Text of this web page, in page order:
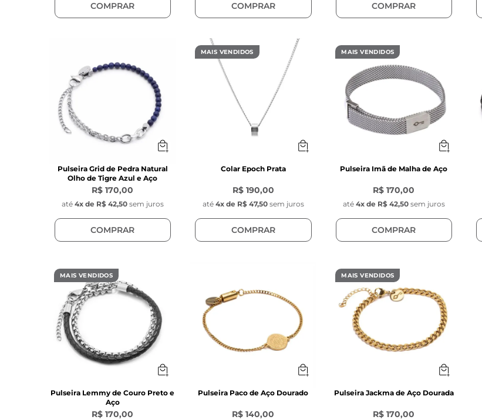
COMPRAR COMPRAR COMPRAR
Pulseira Grid de Pedra Natural
Olho de Tigre Azul e Aço
R$ 170,00
até 4x de R$ 42,50 sem juros
COMPRAR
MAIS VENDIDOS
Colar Epoch Prata
R$ 190,00
até 4x de R$ 47,50 sem juros
COMPRAR
MAIS VENDIDOS
Pulseira Imã de Malha de Aço
R$ 170,00
até 4x de R$ 42,50 sem juros
COMPRAR
MAIS VENDIDOS
Pulseira Lemmy de Couro Preto e
Aço
R$ 170,00
Pulseira Paco de Aço Dourado
R$ 140,00
MAIS VENDIDOS
Pulseira Jackma de Aço Dourada
R$ 170,00